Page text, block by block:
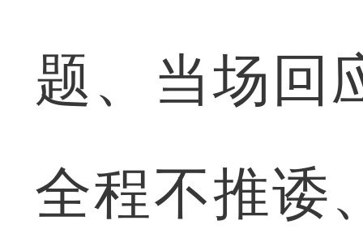
题、当场回
全程不推诿